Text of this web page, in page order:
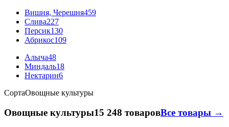
Вишня, Черешня459
Слива227
Персик130
Абрикос109
Алыча48
Миндаль18
Нектарин6
СортаОвощные культуры
Овощные культуры15 248 товаровВсе товары →